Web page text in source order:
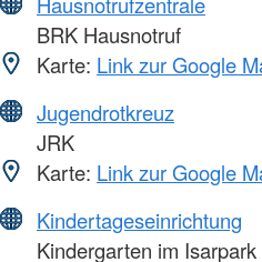
BRK Hausnotruf
Karte: Link zur Google
Jugendrotkreuz
JRK
Karte: Link zur Google
Kindertageseinrichtung
Kindergarten im